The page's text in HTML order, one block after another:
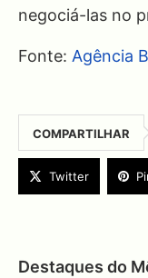
negociá-las no
Fonte: Agência
COMPARTILHAR
Twitter
Destaques do